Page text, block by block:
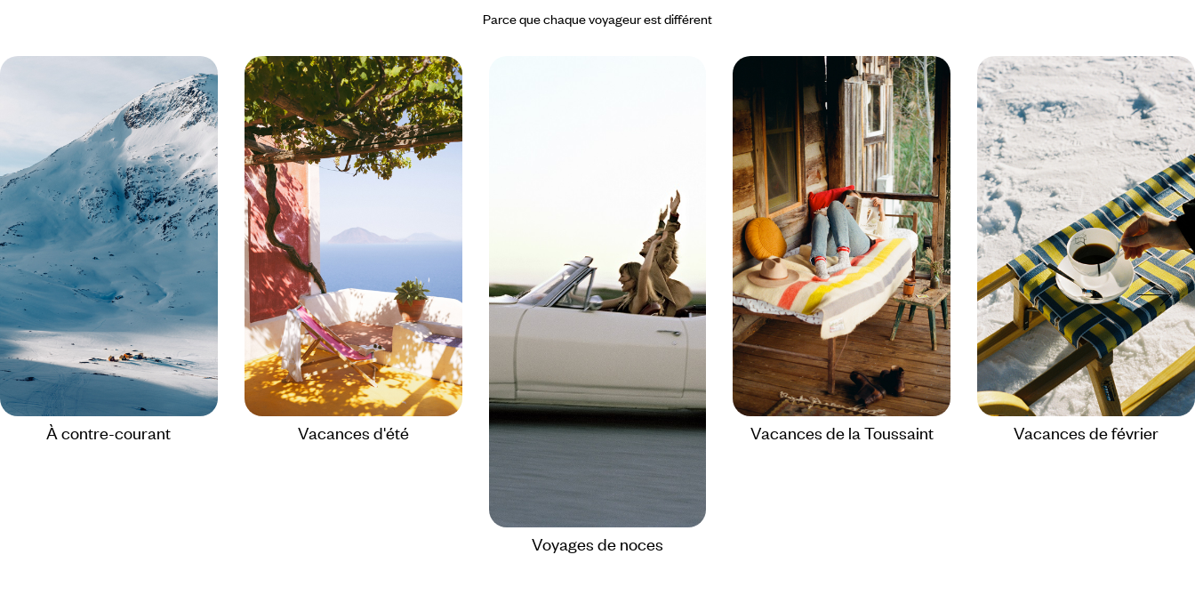
Parce que chaque voyageur est différent
À contre-courant Vacances d'été
Voyages de noces
Vacances de la Toussaint Vacances de février